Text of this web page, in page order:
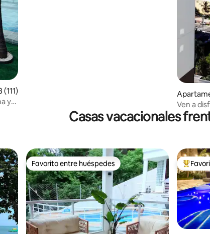
promedio: 4.98 de 5, 111 reseñas
(111)
y
parica
Ven a
Casas vacacionales
Favorito entre huéspedes
Favorito entre huéspedes